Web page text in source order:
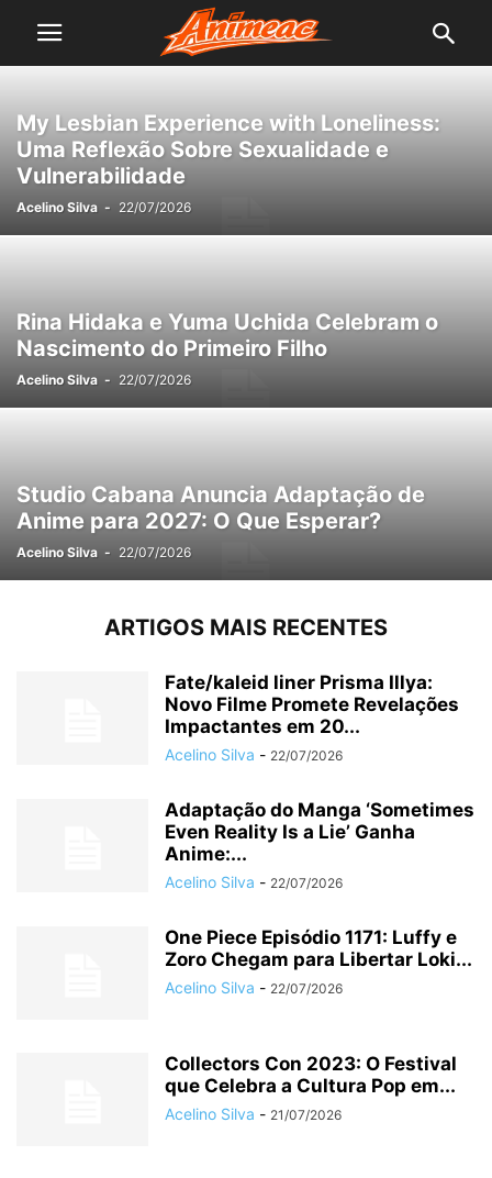
My Lesbian Experience with Loneliness:
Uma Reflexão Sobre Sexualidade e
Vulnerabilidade
Acelino Silva - 22/07/2026
Rina Hidaka e Yuma Uchida Celebram o
Nascimento do Primeiro Filho
Acelino Silva - 22/07/2026
Studio Cabana Anuncia Adaptação de
Anime para 2027: O Que Esperar?
Acelino Silva - 22/07/2026
ARTIGOS MAIS RECENTES
Fate/kaleid liner Prisma Illya:
Novo Filme Promete Revelações
Impactantes em 20...
Acelino Silva - 22/07/2026
Adaptação do Manga ‘Sometimes
Even Reality Is a Lie’ Ganha
Anime:...
Acelino Silva - 22/07/2026
One Piece Episódio 1171: Luffy e
Zoro Chegam para Libertar Loki...
Acelino Silva - 22/07/2026
Collectors Con 2023: O Festival
que Celebra a Cultura Pop em...
Acelino Silva - 21/07/2026